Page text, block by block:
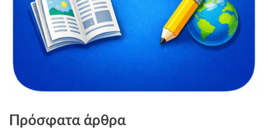
Πρόσφατα άρθρα